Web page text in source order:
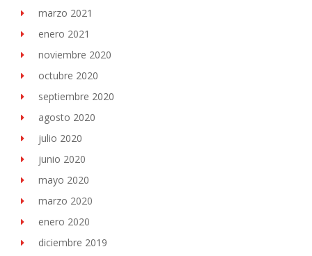
marzo 2021
enero 2021
noviembre 2020
octubre 2020
septiembre 2020
agosto 2020
julio 2020
junio 2020
mayo 2020
marzo 2020
enero 2020
diciembre 2019